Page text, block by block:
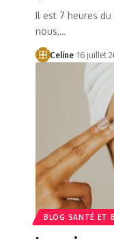
Il est 7 heures
nous,…
Celine 16 juillet
BLOG SANTÉ ET